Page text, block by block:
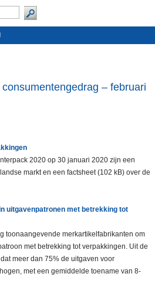
– februari
2020 op 30 januari 2020 zijn een
markt en een factsheet (102 kB) over de
uitgavenpatronen met betrekking tot
toonaangevende merkartikelfabrikanten om
met betrekking tot verpakkingen. Uit de
meer dan 75% de uitgaven voor
met een gemiddelde toename van 8-